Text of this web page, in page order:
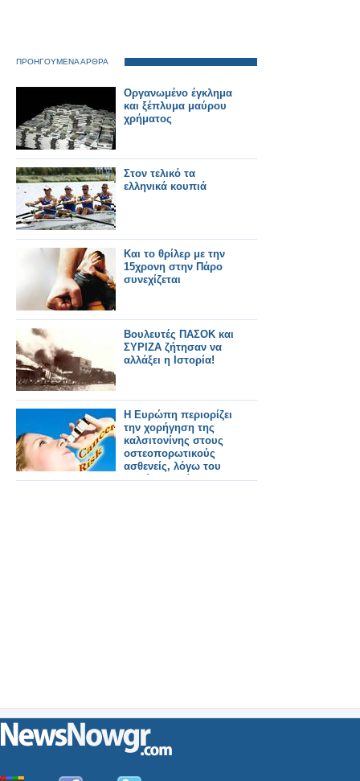
ΠΡΟΗΓΟΥΜΕΝΑ ΑΡΘΡΑ
Οργανωμένο έγκλημα
και ξέπλυμα μαύρου
χρήματος
Στον τελικό τα
ελληνικά κουπιά
Και το θρίλερ με την
15χρονη στην Πάρο
συνεχίζεται
Βουλευτές ΠΑΣΟΚ και
ΣΥΡΙΖΑ ζήτησαν να
αλλάξει η Ιστορία!
Η Ευρώπη περιορίζει
την χορήγηση της
καλσιτονίνης στους
οστεοπορωτικούς
ασθενείς, λόγω του
κινδύνου ανάπτυξης